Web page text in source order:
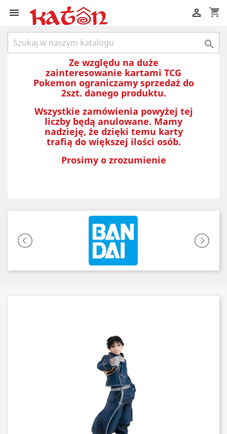
 shopping_cart


Ze względu na duże
zainteresowanie kartami TCG
Pokemon ograniczamy sprzedaż do
2szt. danego produktu.
Wszystkie zamówienia powyżej tej
liczby będą anulowane. Mamy
nadzieję, że dzięki temu karty
trafią do większej ilości osób.
Prosimy o zrozumienie